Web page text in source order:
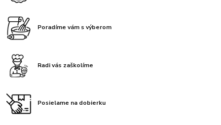
Poradíme vám s výberom
Radi vás zaškolíme
Posielame na dobierku